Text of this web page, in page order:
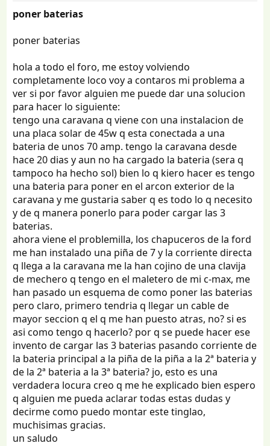
poner baterias
poner baterias
hola a todo el foro, me estoy volviendo
completamente loco voy a contaros mi problema a
ver si por favor alguien me puede dar una solucion
para hacer lo siguiente:
tengo una caravana q viene con una instalacion de
una placa solar de 45w q esta conectada a una
bateria de unos 70 amp. tengo la caravana desde
hace 20 dias y aun no ha cargado la bateria (sera q
tampoco ha hecho sol) bien lo q kiero hacer es tengo
una bateria para poner en el arcon exterior de la
caravana y me gustaria saber q es todo lo q necesito
y de q manera ponerlo para poder cargar las 3
baterias.
ahora viene el problemilla, los chapuceros de la ford
me han instalado una piña de 7 y la corriente directa
q llega a la caravana me la han cojino de una clavija
de mechero q tengo en el maletero de mi c-max, me
han pasado un esquema de como poner las baterias
pero claro, primero tendria q llegar un cable de
mayor seccion q el q me han puesto atras, no? si es
asi como tengo q hacerlo? por q se puede hacer ese
invento de cargar las 3 baterias pasando corriente de
la bateria principal a la piña de la piña a la 2ª bateria y
de la 2ª bateria a la 3ª bateria? jo, esto es una
verdadera locura creo q me he explicado bien espero
q alguien me pueda aclarar todas estas dudas y
decirme como puedo montar este tinglao,
muchisimas gracias.
un saludo